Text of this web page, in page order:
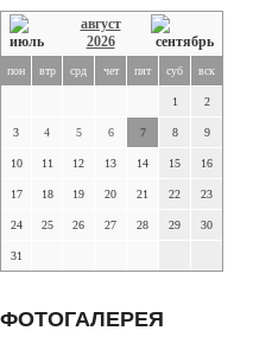
август
2026
пон втр срд чет пят суб вск
1 2
3 4 5 6 7 8 9
10 11 12 13 14 15 16
17 18 19 20 21 22 23
24 25 26 27 28 29 30
31
ФОТОГАЛЕРЕЯ